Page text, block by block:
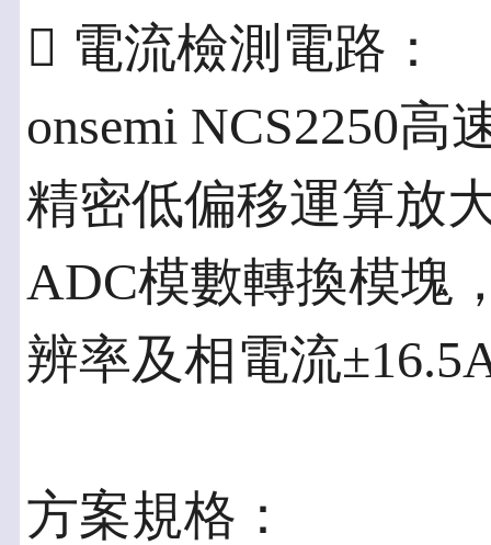
 電流檢測電路：
onsemi NCS2250高
精密低偏移運算放
ADC模數轉換模塊
辨率及相電流
方案規格：